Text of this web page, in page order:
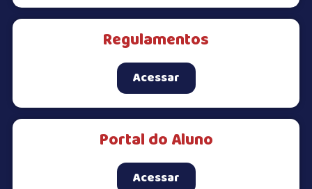
Regulamentos
Acessar
Portal do Aluno
Acessar